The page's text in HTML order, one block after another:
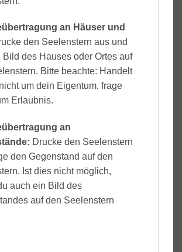
an Häuser und
den Seelenstern aus und
Bild des Hauses oder Ortes auf
Bitte beachte: Handelt
um dein Eigentum, frage
Erlaubnis.
an
Drucke den Seelenstern
den Gegenstand auf den
Ist dies nicht möglich,
auch ein Bild des
auf den Seelenstern